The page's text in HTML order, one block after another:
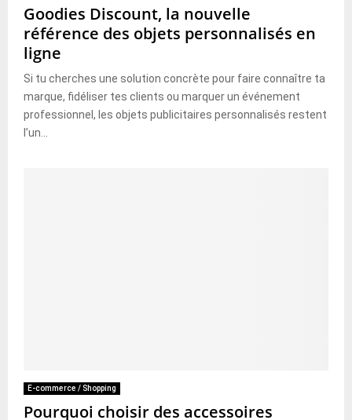
Goodies Discount, la nouvelle
référence des objets personnalisés en
ligne
Si tu cherches une solution concrète pour faire connaître ta
marque, fidéliser tes clients ou marquer un événement
professionnel, les objets publicitaires personnalisés restent
l’un...
E-commerce / Shopping
Pourquoi choisir des accessoires